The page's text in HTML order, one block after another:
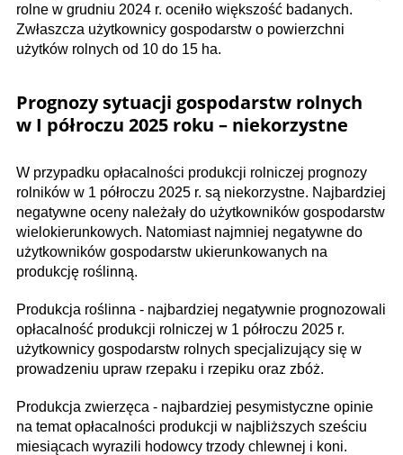
rolne w grudniu 2024 r. oceniło większość badanych.
Zwłaszcza użytkownicy gospodarstw o powierzchni
użytków rolnych od 10 do 15 ha.
Prognozy sytuacji gospodarstw rolnych
w I półroczu 2025 roku – niekorzystne
W przypadku opłacalności produkcji rolniczej prognozy
rolników w 1 półroczu 2025 r. są niekorzystne. Najbardziej
negatywne oceny należały do użytkowników gospodarstw
wielokierunkowych. Natomiast najmniej negatywne do
użytkowników gospodarstw ukierunkowanych na
produkcję roślinną.
Produkcja roślinna - najbardziej negatywnie prognozowali
opłacalność produkcji rolniczej w 1 półroczu 2025 r.
użytkownicy gospodarstw rolnych specjalizujący się w
prowadzeniu upraw rzepaku i rzepiku oraz zbóż.
Produkcja zwierzęca - najbardziej pesymistyczne opinie
na temat opłacalności produkcji w najbliższych sześciu
miesiącach wyrazili hodowcy trzody chlewnej i koni.